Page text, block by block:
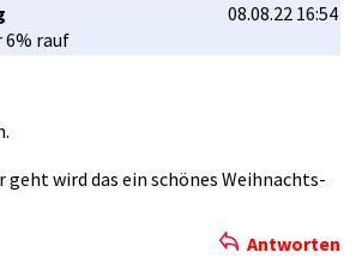
08.08.22 16:54
6% rauf
geht wird das ein schönes Weihnachts­
Antworten